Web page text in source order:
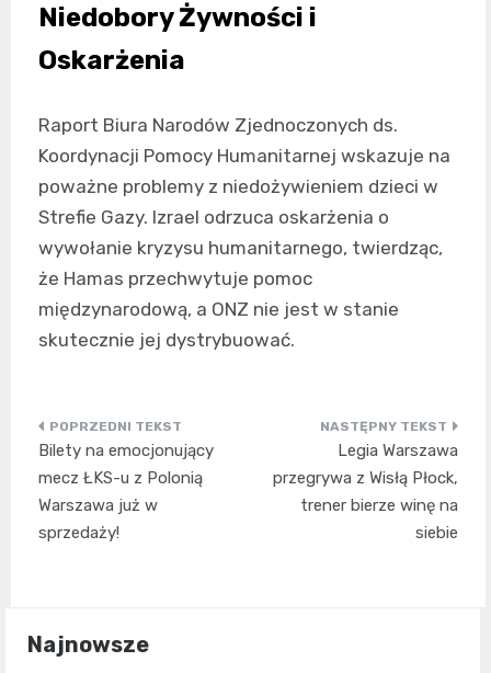
Niedobory Żywności i
Oskarżenia
Raport Biura Narodów Zjednoczonych ds.
Koordynacji Pomocy Humanitarnej wskazuje na
poważne problemy z niedożywieniem dzieci w
Strefie Gazy. Izrael odrzuca oskarżenia o
wywołanie kryzysu humanitarnego, twierdząc,
że Hamas przechwytuje pomoc
międzynarodową, a ONZ nie jest w stanie
skutecznie jej dystrybuować.
Nawigacja
wpisu
Bilety na emocjonujący
mecz ŁKS-u z Polonią
Warszawa już w
sprzedaży!
Legia Warszawa
przegrywa z Wisłą Płock,
trener bierze winę na
siebie
Najnowsze